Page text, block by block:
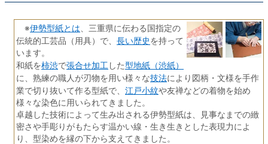
※伊勢型紙とは 、三重県に伝わる国指定の
伝統的工芸品（用具）で、 長い歴史を持って
います。
和紙を柿渋で張合せ加工 した型地紙（渋紙）
に、熟練の職人が刃物を用い様々な技法により図柄・文様を手作
業で切り抜いて作る型紙で、 江戸小紋や友禅などの着物を始め
様々な染色に用いられてきました。
卓越した技術によって生み出される伊勢型紙は、見事なまでの緻
密さや手彫りがもたらす温かい線・生き生きとした表現力によ
り、型染めを縁の下から支えてきました。